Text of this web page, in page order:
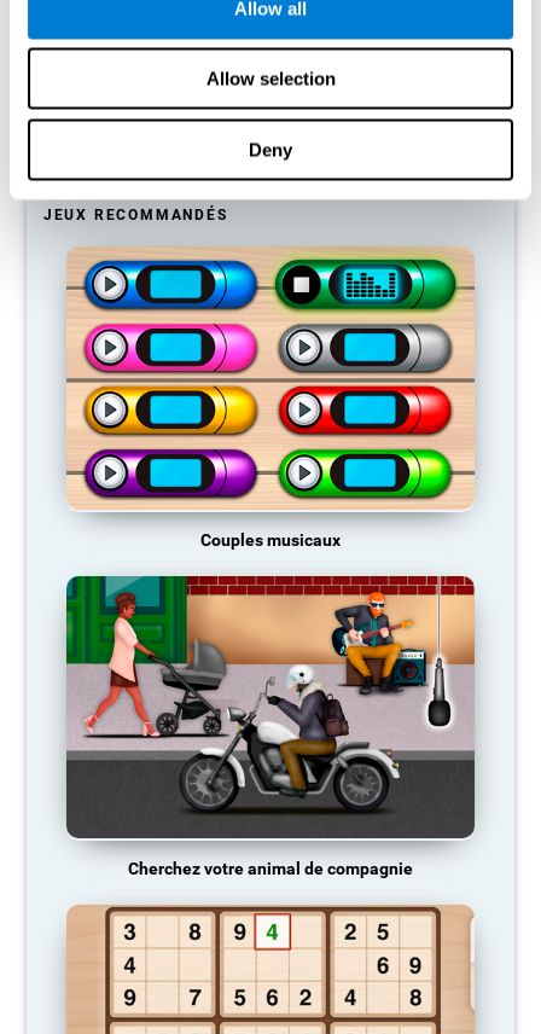
Allow all
Allow selection
Deny
éliminant les connexions inutilisées. Si une compétence cognitive
n'est pas utilisée régulièrement, le cerveau ne fournit pas de
ressources pour ce schéma d'activation neuronale, qui devient
donc de plus en plus faible. Si nous n'entraînons pas cette
JEUX RECOMMANDÉS
Couples musicaux
Cherchez votre animal de compagnie